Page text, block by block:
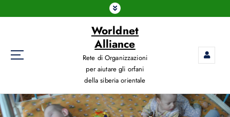
Worldnet
Alliance
Rete di Organizzazioni
per aiutare gli orfani
della siberia orientale